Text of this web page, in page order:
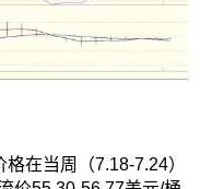
在当周（7.18-7.24）